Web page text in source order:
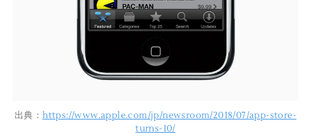
出典：https://www.apple.com/jp/newsroom/2018/07/app-store-
turns-10/